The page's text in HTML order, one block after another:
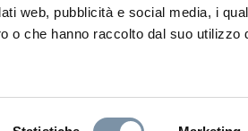
web, pubblicità e social media, i
o che hanno raccolto dal suo utilizzo